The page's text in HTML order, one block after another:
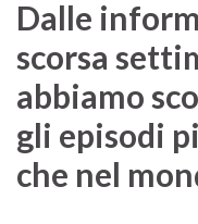
Dalle
scorsa
abbiamo
gli episodi
che nel